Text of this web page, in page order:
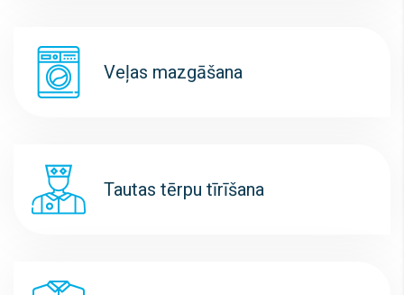
Veļas mazgāšana
Tautas tērpu tīrīšana